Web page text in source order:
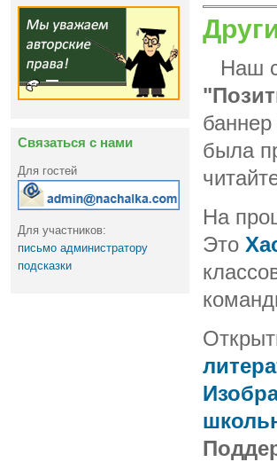
Связаться с нами
Для гостей
Для участников:
письмо администратору
подсказки
Наш
была
На
Это